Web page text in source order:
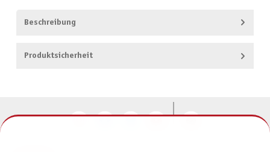
Beschreibung
Produktsicherheit